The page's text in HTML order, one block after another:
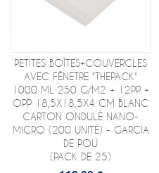
PETITES BOÎTES+COUVERCLES
AVEC FÊNETRE "THEPACK"
1000 ML 250 G/M2 + 12PP +
OPP 18,5X18,5X4 CM BLANC
CARTON ONDULÉ NANO-
MICRO (200 UNITÉ) - GARCIA
DE POU
(PACK DE 25)